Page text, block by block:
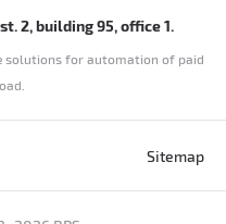
2, building 95, office 1.
solutions for automation of paid
Sitemap